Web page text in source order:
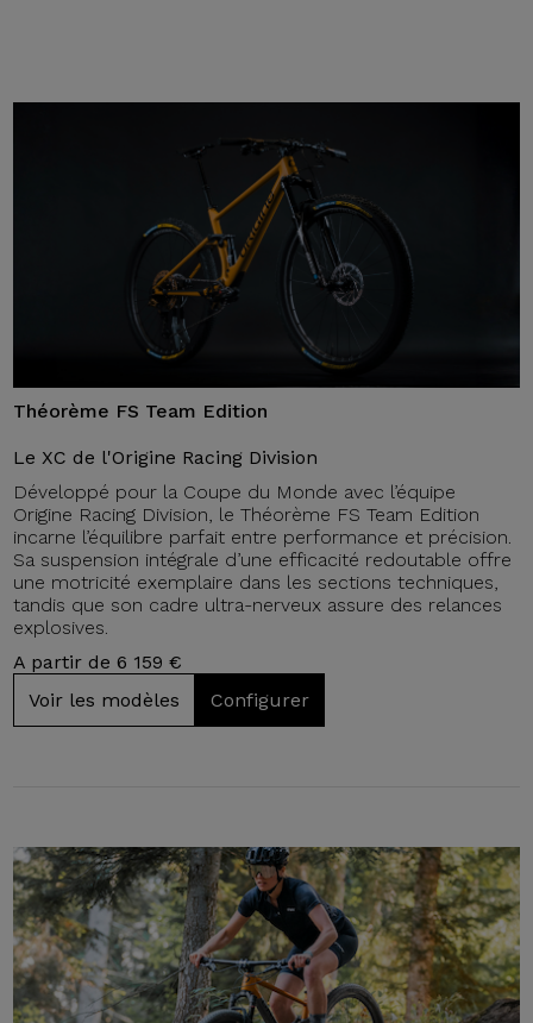
Théorème FS Team Edition
Le XC de l'Origine Racing Division
Développé pour la Coupe du Monde avec l’équipe
Origine Racing Division, le Théorème FS Team Edition
incarne l’équilibre parfait entre performance et précision.
Sa suspension intégrale d’une efficacité redoutable offre
une motricité exemplaire dans les sections techniques,
tandis que son cadre ultra-nerveux assure des relances
explosives.
A partir de 6 159 €
Voir les modèles
Configurer